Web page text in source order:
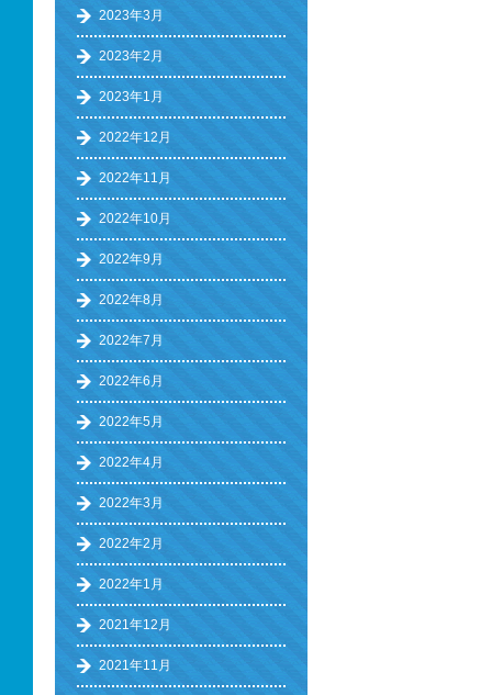
2023年3月
2023年2月
2023年1月
2022年12月
2022年11月
2022年10月
2022年9月
2022年8月
2022年7月
2022年6月
2022年5月
2022年4月
2022年3月
2022年2月
2022年1月
2021年12月
2021年11月